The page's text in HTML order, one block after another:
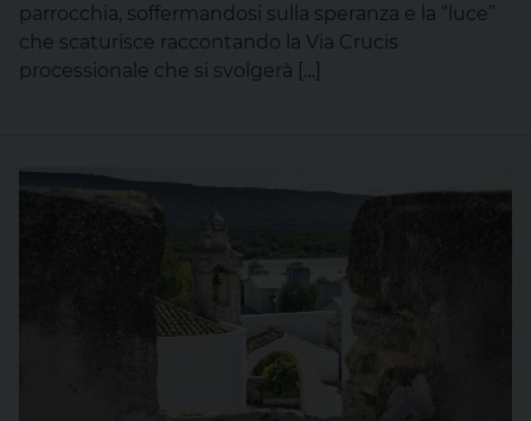
parrocchia, soffermandosi sulla speranza e la “luce”
che scaturisce raccontando la Via Crucis
processionale che si svolgerà […]